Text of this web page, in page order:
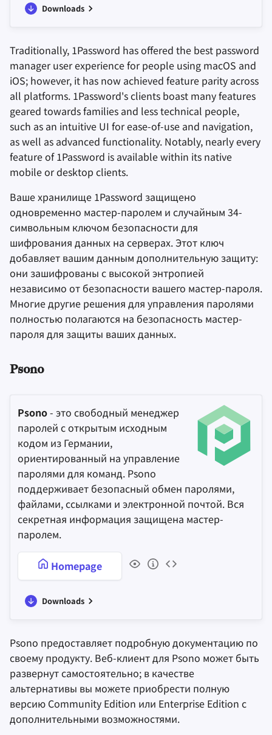
Downloads
Traditionally, 1Password has offered the best password
manager user experience for people using macOS and
iOS; however, it has now achieved feature parity across
all platforms. 1Password's clients boast many features
geared towards families and less technical people,
such as an intuitive UI for ease-of-use and navigation,
as well as advanced functionality. Notably, nearly every
feature of 1Password is available within its native
mobile or desktop clients.
Ваше хранилище 1Password защищено
одновременно мастер-паролем и случайным 34-
символьным ключом безопасности для
шифрования данных на серверах. Этот ключ
добавляет вашим данным дополнительную защиту:
они зашифрованы с высокой энтропией
независимо от безопасности вашего мастер-пароля.
Многие другие решения для управления паролями
полностью полагаются на безопасность мастер-
пароля для защиты ваших данных.
Psono
Psono- это свободный менеджер
паролей с открытым исходным
кодом из Германии,
ориентированный на управление
паролями для команд. Psono
поддерживает безопасный обмен паролями,
файлами, ссылками и электронной почтой. Вся
секретная информация защищена мастер-
паролем.
Homepage
Downloads
Psono предоставляет подробную документацию по
своему продукту. Веб-клиент для Psono может быть
развернут самостоятельно; в качестве
альтернативы вы можете приобрести полную
версию Community Edition или Enterprise Edition с
дополнительными возможностями.